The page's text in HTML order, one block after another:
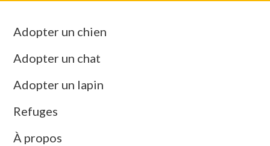
Adopter un chien
Adopter un chat
Adopter un lapin
Refuges
À propos